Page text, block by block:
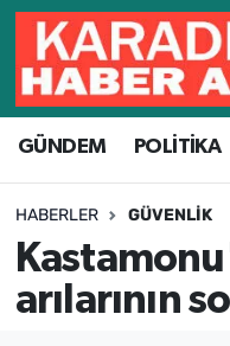
GÜNDEM POLİTİKA
HABERLER GÜVENLIK
arılarının
Hava Durumu
Trafik Durumu
Süper Lig Puan
Tüm Manşetler